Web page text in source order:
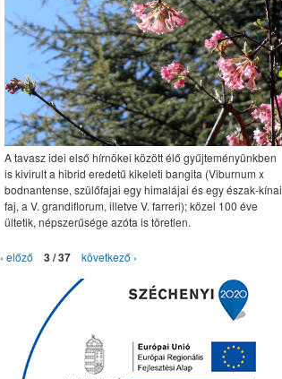
A tavasz idei első hírnökei között élő gyűjteményünkben
is kivirult a hibrid eredetű kikeleti bangita (Viburnum x
bodnantense, szülőfajai egy himalájai és egy észak-kínai
faj, a V. grandiflorum, illetve V. farreri); közel 100 éve
ültetik, népszerűsége azóta is töretlen.
‹ előző 3 / 37 következő ›